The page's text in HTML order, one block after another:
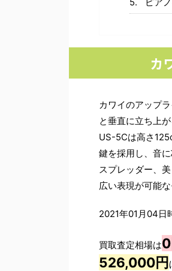
カ
カワイのアップ
と垂直に立ち上
US-5Cは高さ
鍵を採用し、音
スプレッダー、
広い表現が可能な
2021年01月04日
買取査定相場は
526,000円